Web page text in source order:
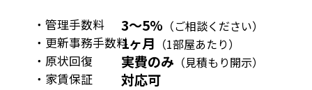
管理手数料 3〜5% （ご相談ください）
更新事務手数料1ヶ月 （1部屋あたり）
原状回復
実費のみ （見積もり開示）
家賃保証
対応可